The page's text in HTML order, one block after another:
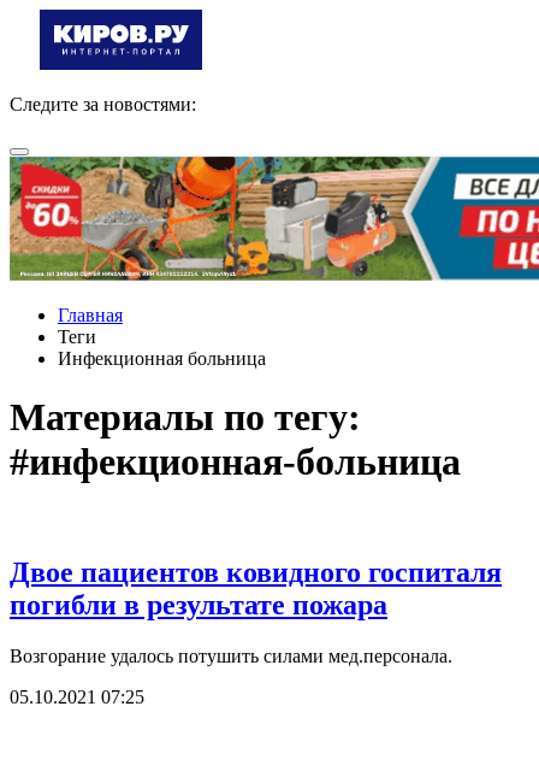
Следите за новостями:
Главная
Теги
Инфекционная больница
Материалы по тегу:
#инфекционная-больница
Двое пациентов ковидного госпиталя
погибли в результате пожара
Возгорание удалось потушить силами мед.персонала.
05.10.2021 07:25